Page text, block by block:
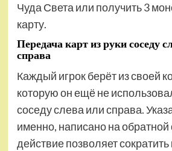
Чуда Света или получить 3
карту.
Передача карт из руки соседу
справа
Каждый игрок берёт из своей
которую он ещё не
соседу слева или справа.
именно, написано на обратной
действие позволяет сократить